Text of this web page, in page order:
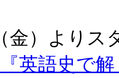
）よりス
『英語史で